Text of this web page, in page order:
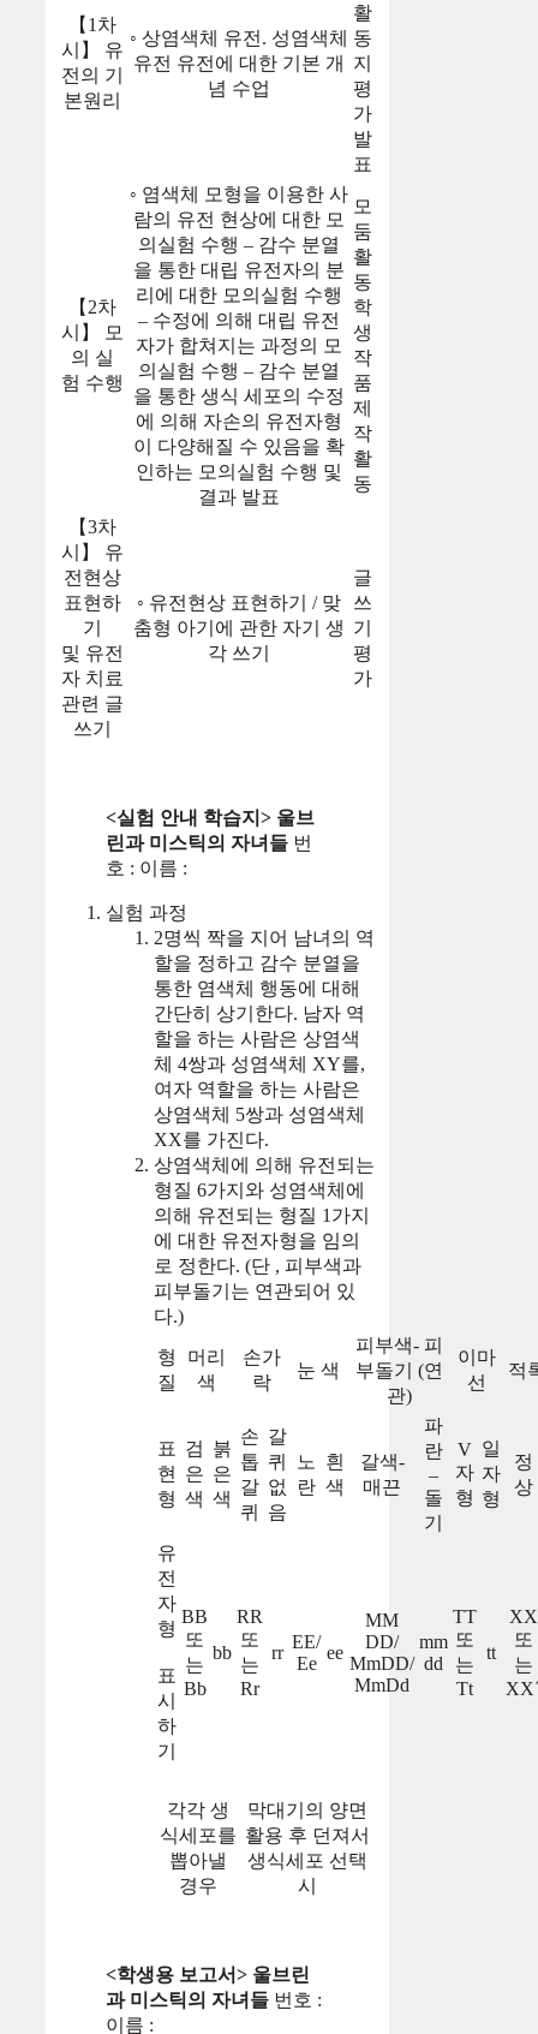
【1차
시】 유
전의 기
본원리
◦ 상염색체 유전. 성염색체
유전 유전에 대한 기본 개
념 수업
활
동
지
평
가
발
표
【2차
시】 모
의 실
험 수행
◦ 염색체 모형을 이용한 사
람의 유전 현상에 대한 모
의실험 수행 – 감수 분열
을 통한 대립 유전자의 분
리에 대한 모의실험 수행
– 수정에 의해 대립 유전
자가 합쳐지는 과정의 모
의실험 수행 – 감수 분열
을 통한 생식 세포의 수정
에 의해 자손의 유전자형
이 다양해질 수 있음을 확
인하는 모의실험 수행 및
결과 발표
모
둠
활
동
학
생
작
품
제
작
활
동
【3차
시】 유
전현상
표현하
기
및 유전
자 치료
관련 글
쓰기
◦ 유전현상 표현하기 / 맞
춤형 아기에 관한 자기 생
각 쓰기
글
쓰
기
평
가
<실험 안내 학습지> 울브
린과 미스틱의 자녀들 번
호 : 이름 :
실험 과정
2명씩 짝을 지어 남녀의 역
할을 정하고 감수 분열을
통한 염색체 행동에 대해
간단히 상기한다. 남자 역
할을 하는 사람은 상염색
체 4쌍과 성염색체 XY를,
여자 역할을 하는 사람은
상염색체 5쌍과 성염색체
XX를 가진다.
상염색체에 의해 유전되는
형질 6가지와 성염색체에
의해 유전되는 형질 1가지
에 대한 유전자형을 임의
로 정한다. (단 , 피부색과
피부돌기는 연관되어 있
다.)
형
질
머리
색
손가
락
눈 색
피부색- 피
부돌기 (연
관)
이마
선
적
표
현
형
검
은
색
붉
은
색
손
톱
갈
퀴
갈
퀴
없
음
노
란
흰
색
갈색-
매끈
파
란
–
돌
기
V
자
형
일
자
형
정
상
유
전
자
형
표
시
하
기
BB
또
는
Bb
bb
RR
또
는
Rr
rr
EE/
Ee
ee
MM
DD/
MmDD/
MmDd
mm
dd
TT
또
는
Tt
tt
XX
또
는
각각 생
식세포를
뽑아낼
경우
막대기의 양면
활용 후 던져서
생식세포 선택
시
<학생용 보고서> 울브린
과 미스틱의 자녀들 번호 :
이름 :